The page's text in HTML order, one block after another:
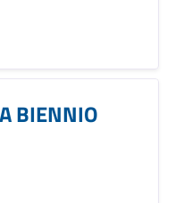
BIENNIO